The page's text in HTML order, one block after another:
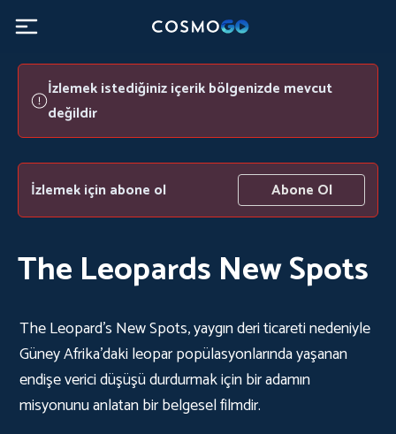
İzlemek istediğiniz içerik bölgenizde mevcut
değildir
İzlemek için abone ol Abone Ol
The Leopards New Spots
The Leopard’s New Spots, yaygın deri ticareti nedeniyle
Güney Afrika'daki leopar popülasyonlarında yaşanan
endişe verici düşüşü durdurmak için bir adamın
misyonunu anlatan bir belgesel filmdir.